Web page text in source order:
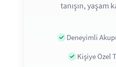
tanışın, yaşam
Deneyimli
Kişiye Özel